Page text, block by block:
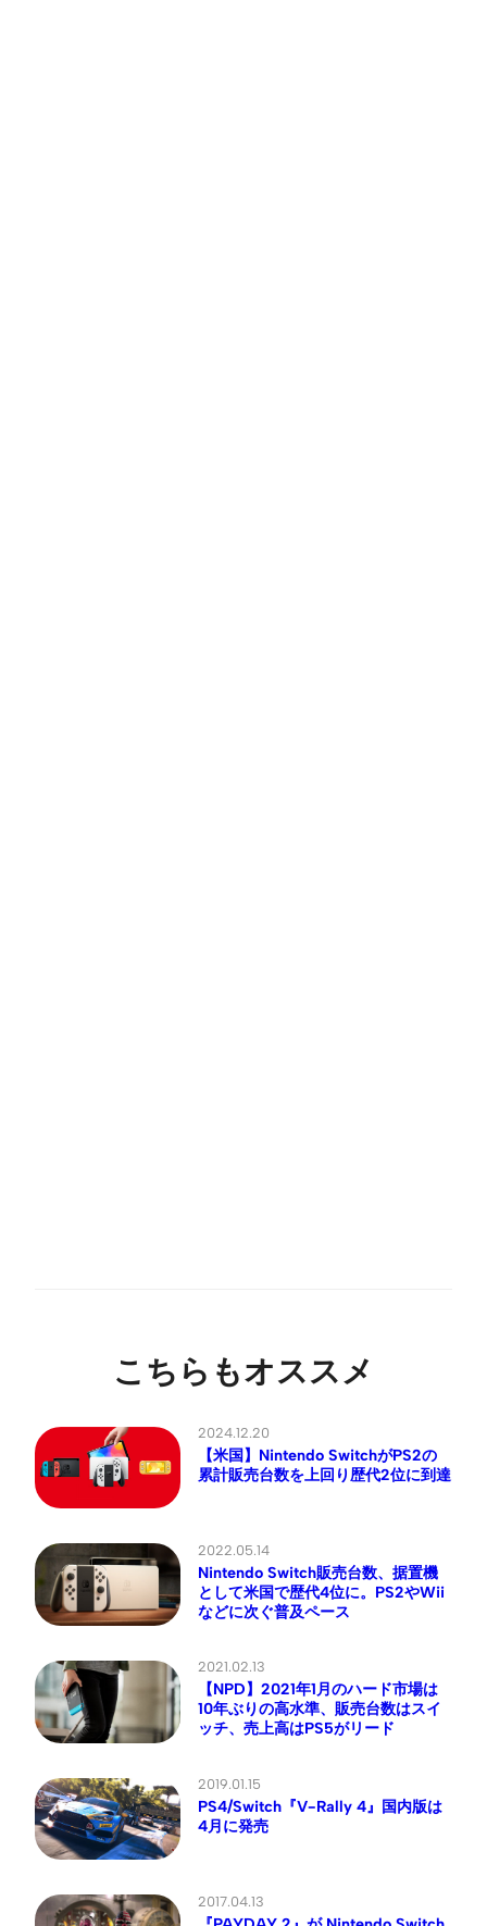
こちらもオススメ
2024.12.20
【米国】Nintendo SwitchがPS2の
累計販売台数を上回り歴代2位に到達
2022.05.14
Nintendo Switch販売台数、据置機
として米国で歴代4位に。PS2やWii
などに次ぐ普及ペース
2021.02.13
【NPD】2021年1月のハード市場は
10年ぶりの高水準、販売台数はスイ
ッチ、売上高はPS5がリード
2019.01.15
PS4/Switch『V-Rally 4』国内版は
4月に発売
2017.04.13